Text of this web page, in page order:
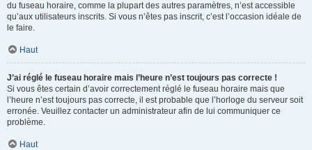
du fuseau horaire, comme la plupart des autres paramètres, n’est accessible
qu’aux utilisateurs inscrits. Si vous n’êtes pas inscrit, c’est l’occasion idéale de
le faire.
Haut
J’ai réglé le fuseau horaire mais l’heure n’est toujours pas correcte !
Si vous êtes certain d’avoir correctement réglé le fuseau horaire mais que
l’heure n’est toujours pas correcte, il est probable que l’horloge du serveur soit
erronée. Veuillez contacter un administrateur afin de lui communiquer ce
problème.
Haut